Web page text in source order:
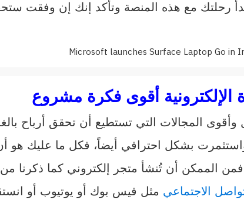
رحلتك مع هذه المنصة وتأكد إنك إن وفقت
المجالات التي تستطيع أن تحقق أرباح
بشكل احترافي أيضاً، فكل ما عليك هو أن
فمن الممكن أن تُنشأ متجر إلكتروني كما ذكرنا
الاجتماعي مثل فيس بوك أو يوتيوب أو